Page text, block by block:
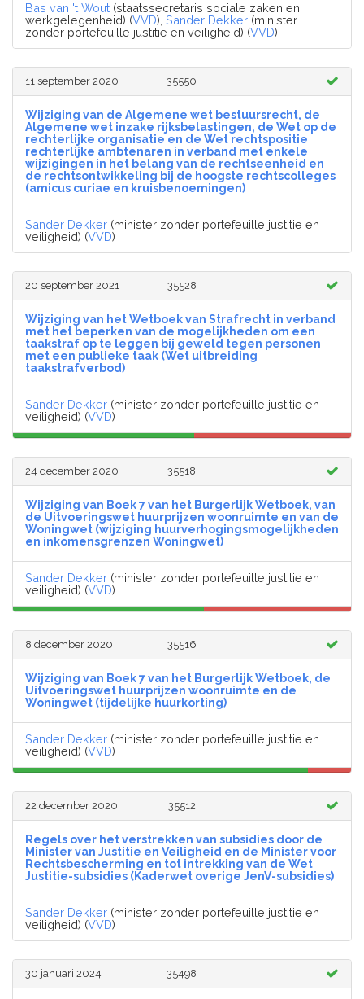
Bas van 't Wout (staatssecretaris sociale zaken en
werkgelegenheid) (VVD), Sander Dekker (minister
zonder portefeuille justitie en veiligheid) (VVD)
11 september 2020 35550
Wijziging van de Algemene wet bestuursrecht, de
Algemene wet inzake rijksbelastingen, de Wet op de
rechterlijke organisatie en de Wet rechtspositie
rechterlijke ambtenaren in verband met enkele
wijzigingen in het belang van de rechtseenheid en
de rechtsontwikkeling bij de hoogste rechtscolleges
(amicus curiae en kruisbenoemingen)
Sander Dekker (minister zonder portefeuille justitie en
veiligheid) (VVD)
20 september 2021 35528
Wijziging van het Wetboek van Strafrecht in verband
met het beperken van de mogelijkheden om een
taakstraf op te leggen bij geweld tegen personen
met een publieke taak (Wet uitbreiding
taakstrafverbod)
Sander Dekker (minister zonder portefeuille justitie en
veiligheid) (VVD)
24 december 2020 35518
Wijziging van Boek 7 van het Burgerlijk Wetboek, van
de Uitvoeringswet huurprijzen woonruimte en van de
Woningwet (wijziging huurverhogingsmogelijkheden
en inkomensgrenzen Woningwet)
Sander Dekker (minister zonder portefeuille justitie en
veiligheid) (VVD)
8 december 2020 35516
Wijziging van Boek 7 van het Burgerlijk Wetboek, de
Uitvoeringswet huurprijzen woonruimte en de
Woningwet (tijdelijke huurkorting)
Sander Dekker (minister zonder portefeuille justitie en
veiligheid) (VVD)
22 december 2020 35512
Regels over het verstrekken van subsidies door de
Minister van Justitie en Veiligheid en de Minister voor
Rechtsbescherming en tot intrekking van de Wet
Justitie-subsidies (Kaderwet overige JenV-subsidies)
Sander Dekker (minister zonder portefeuille justitie en
veiligheid) (VVD)
30 januari 2024 35498